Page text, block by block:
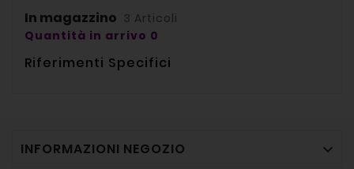
In magazzino 3 Articoli
Quantità in arrivo 0
Riferimenti Specifici
INFORMAZIONI NEGOZIO 